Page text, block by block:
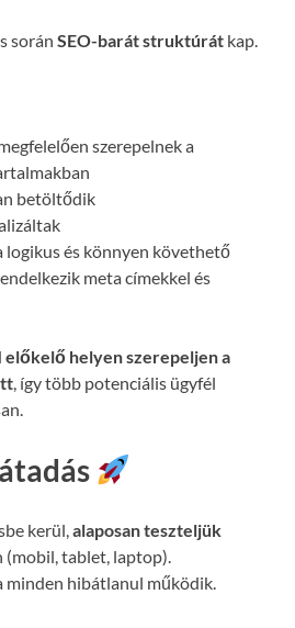
során SEO-barát struktúrát kap.
szerepelnek a
betöltődik
és könnyen követhető
meta címekkel és
előkelő helyen szerepeljen a
, így több potenciális ügyfél
kerül,alaposan teszteljük
(mobil, tablet, laptop).
minden hibátlanul működik.